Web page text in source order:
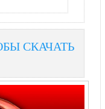
СКАЧАТЬ